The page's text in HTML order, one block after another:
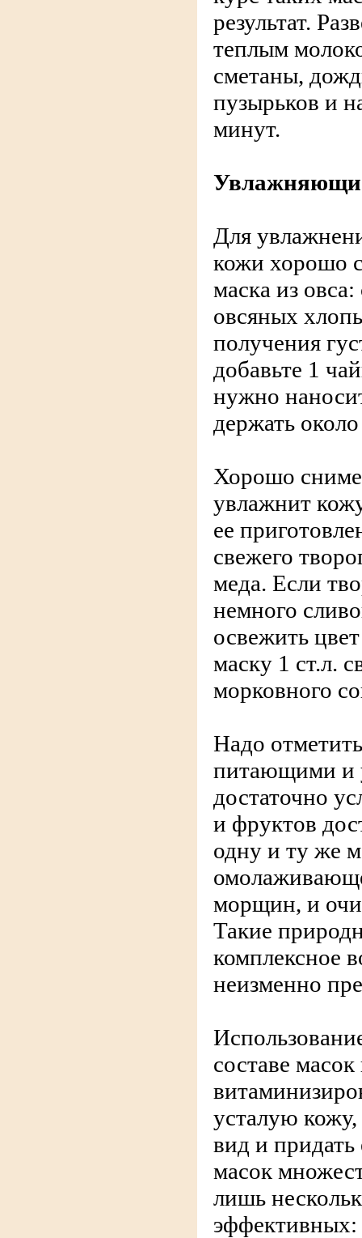
результат.
теплым
сметаны,
пузырьков и
минут.
Для
кожи хорошо
маска из
овсяных
получения
добавьте 1
нужно
держать
Хорошо
увлажнит
ее
свежего
меда. Если
немного
освежить
маску 1 ст.л.
морковного
Надо
питающими и
достаточно
и фруктов
одну и ту же
морщин, и
Такие
комплексное
неизменно
составе
усталую
вид и придать
масок
лишь
эффективных: